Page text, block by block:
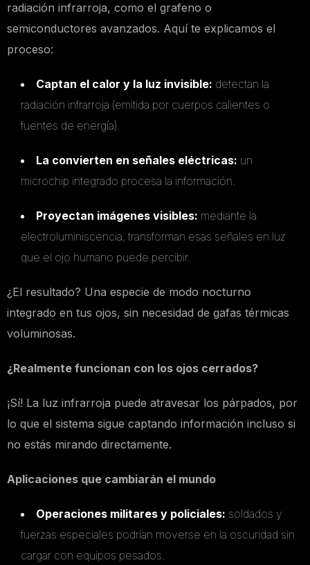
radiación infrarroja, como el grafeno o
semiconductores avanzados. Aquí te explicamos el
proceso:
Captan el calor y la luz invisible: detectan la
radiación infrarroja (emitida por cuerpos calientes o
fuentes de energía).
La convierten en señales eléctricas: un
microchip integrado procesa la información.
Proyectan imágenes visibles: mediante la
electroluminiscencia, transforman esas señales en luz
que el ojo humano puede percibir.
¿El resultado? Una especie de modo nocturno
integrado en tus ojos, sin necesidad de gafas térmicas
voluminosas.
¿Realmente funcionan con los ojos cerrados?
¡Sí! La luz infrarroja puede atravesar los párpados, por
lo que el sistema sigue captando información incluso si
no estás mirando directamente.
Aplicaciones que cambiarán el mundo
Operaciones militares y policiales: soldados y
fuerzas especiales podrían moverse en la oscuridad sin
cargar con equipos pesados.